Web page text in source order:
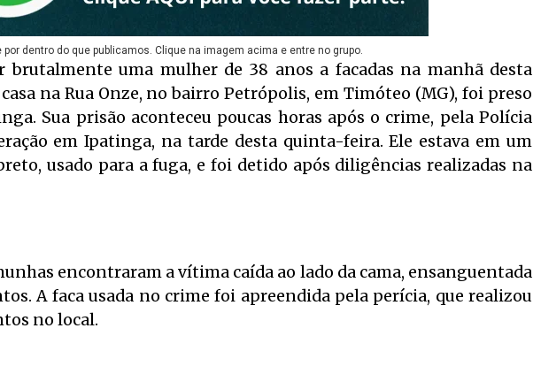
por dentro do que publicamos. Clique na imagem acima e entre no grupo.
brutalmente uma mulher de 38 anos a facadas na manhã desta
na Rua Onze, no bairro Petrópolis, em Timóteo (MG), foi preso
Sua prisão aconteceu poucas horas após o crime, pela Polícia
em Ipatinga, na tarde desta quinta-feira. Ele estava em um
usado para a fuga, e foi detido após diligências realizadas na
encontraram a vítima caída ao lado da cama, ensanguentada
A faca usada no crime foi apreendida pela perícia, que realizou
no local.